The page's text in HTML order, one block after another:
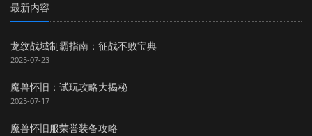
最新内容
龙纹战域制霸指南：征战不败宝典
2025-07-23
魔兽怀旧：试玩攻略大揭秘
2025-07-17
魔兽怀旧服荣誉装备攻略